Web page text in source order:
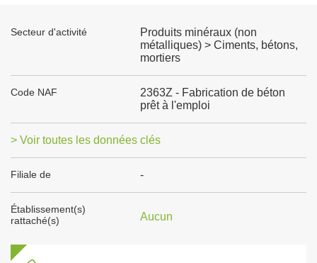
Secteur d'activité
Produits minéraux (non
métalliques) > Ciments, bétons,
mortiers
Code NAF
2363Z - Fabrication de béton
prêt à l'emploi
> Voir toutes les données clés
Filiale de -
Établissement(s)
rattaché(s)
Aucun